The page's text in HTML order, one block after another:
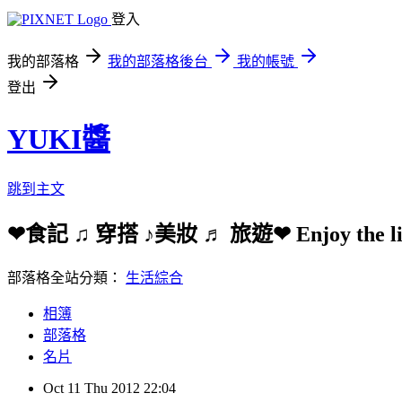
登入
我的部落格 我的部落格後台
我的帳號
登出
YUKI醬
跳到主文
❤食記 ♫ 穿搭 ♪美妝 ♬ 旅遊❤ Enjoy
部落格全站分類： 生活綜合
相簿
部落格
名片
Oct 11 Thu 2012 22:04